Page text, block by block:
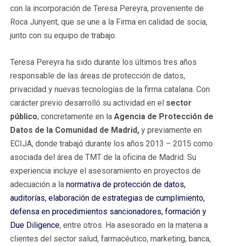
con la incorporación de Teresa Pereyra, proveniente de
Roca Junyent, que se une a la Firma en calidad de socia,
junto con su equipo de trabajo.
Teresa Pereyra ha sido durante los últimos tres años
responsable de las áreas de protección de datos,
privacidad y nuevas tecnologías de la firma catalana. Con
carácter previo desarrolló su actividad en el sector
público, concretamente en la Agencia de Protección de
Datos de la Comunidad de Madrid, y previamente en
ECIJA, donde trabajó durante los años 2013 – 2015 como
asociada del área de TMT de la oficina de Madrid. Su
experiencia incluye el asesoramiento en proyectos de
adecuación a la normativa de protección de datos,
auditorías, elaboración de estrategias de cumplimiento,
defensa en procedimientos sancionadores, formación y
Due Diligence, entre otros. Ha asesorado en la materia a
clientes del sector salud, farmacéutico, marketing, banca,